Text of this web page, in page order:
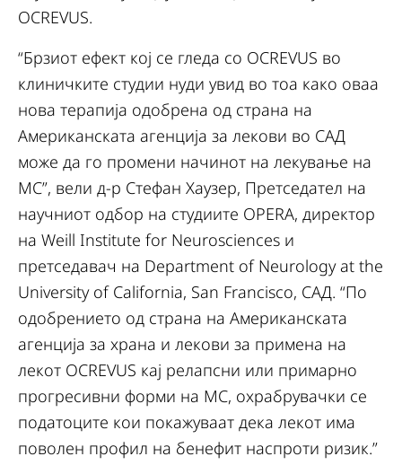
OCREVUS.
“Брзиот ефект кој се гледа со OCREVUS во
клиничките студии нуди увид во тоа како оваа
нова терапија одобрена од страна на
Американската агенција за лекови во САД
може да го промени начинот на лекување на
МС”, вели д-р Стефан Хаузер, Претседател на
научниот одбор на студиите OPERA, директор
на Weill Institute for Neurosciences и
претседавач на Department of Neurology at the
University of California, San Francisco, САД. “По
одобрението од страна на Американската
агенција за храна и лекови за примена на
лекот OCREVUS кај релапсни или примарно
прогресивни форми на МС, охрабрувачки се
податоците кои покажуваат дека лекот има
поволен профил на бенефит наспроти ризик.”